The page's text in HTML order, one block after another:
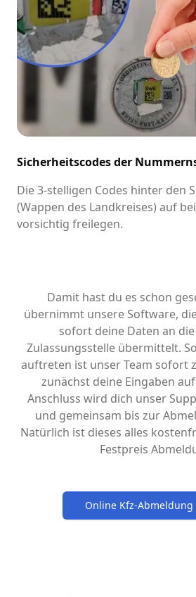
Sicherheitscodes der
Die 3-stelligen Codes hinter den
(Wappen des Landkreises) auf
vorsichtig freilegen.
Damit hast du es schon
übernimmt unsere Software,
sofort deine Daten an
Zulassungsstelle übermittelt.
auftreten ist unser Team sofort
zunächst deine Eingaben
Anschluss wird dich unser
und gemeinsam bis zur
Natürlich ist dieses alles
Festpreis
Online Kfz-